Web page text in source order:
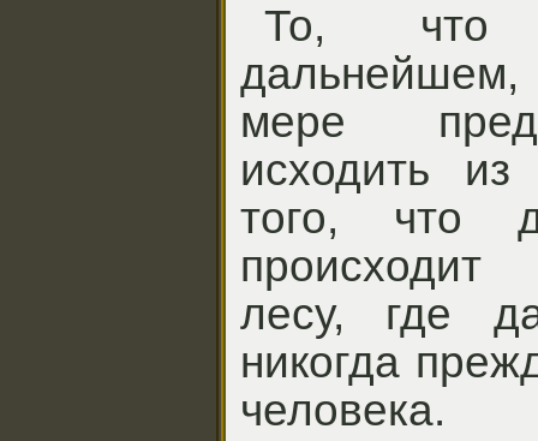
То, что
мере
исходить
того, что
лесу, где
никогда
человека.